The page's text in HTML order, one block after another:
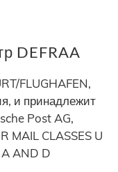
DEFRAA
FLUGHAFEN,
и принадлежит
Post AG,
MAIL CLASSES U
A AND D